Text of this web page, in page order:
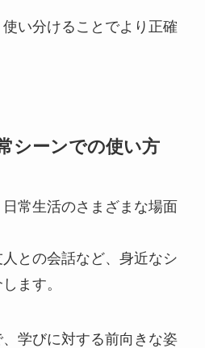
い分けることでより正確
シーンでの使い方
日常生活のさまざまな場面
との会話など、身近なシ
ます。
学びに対する前向きな姿